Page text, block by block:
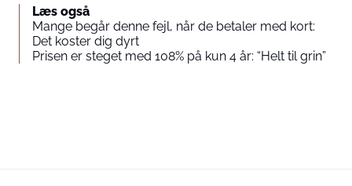
Læs også
Mange begår denne fejl, når de betaler med kort:
Det koster dig dyrt
Prisen er steget med 108% på kun 4 år: “Helt til grin”